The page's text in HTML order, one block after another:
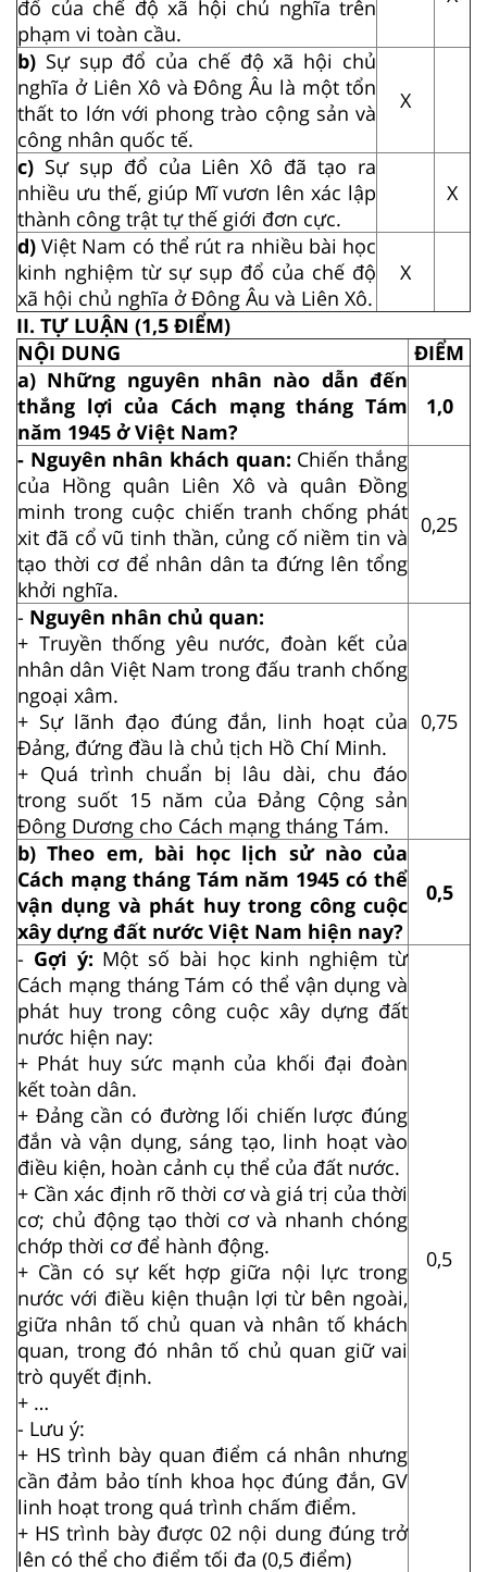
đổ của chế độ xã hội chủ nghĩa trên
phạm vi toàn cầu.
b) Sự sụp đổ của chế độ xã hội chủ
nghĩa ở Liên Xô và Đông Âu là một tổn
thất to lớn với phong trào cộng sản và
công nhân quốc tế.
X
c) Sự sụp đổ của Liên Xô đã tạo ra
nhiều ưu thế, giúp Mĩ vươn lên xác lập
thành công trật tự thế giới đơn cực.
X
d)Việt Nam có thể rút ra nhiều bài học
kinh nghiệm từ sự sụp đổ của chế độ
xã hội chủ nghĩa ở Đông Âu và Liên Xô.
X
II. TỰ LUẬN (1,5 ĐIỂM)
NỘI DUNG
ĐIỂM
a) Những nguyên nhân nào dẫn đến
thắng lợi của Cách mạng tháng Tám
năm 1945 ở Việt Nam?
1,0
- Nguyên nhân khách quan: Chiến thắng
của Hồng quân Liên Xô và quân Đồng
minh trong cuộc chiến tranh chống phát
xit đã cổ vũ tinh thần, củng cố niềm tin và
tạo thời cơ để nhân dân ta đứng lên tổng
khởi nghĩa.
0,25
- Nguyên nhân chủ quan:
+ Truyền thống yêu nước, đoàn kết của
nhân dân Việt Nam trong đấu tranh chống
ngoại xâm.
+ Sự lãnh đạo đúng đắn, linh hoạt của
Đảng, đứng đầu là chủ tịch Hồ Chí Minh.
+ Quá trình chuẩn bị lâu dài, chu đáo
trong suốt 15 năm của Đảng Cộng sản
Đông Dương cho Cách mạng tháng Tám.
0,75
b) Theo em, bài học lịch sử nào của
Cách mạng tháng Tám năm 1945 có thể
vận dụng và phát huy trong công cuộc
xây dựng đất nước Việt Nam hiện nay?
0,5
- Gợi ý: Một số bài học kinh nghiệm từ
Cách mạng tháng Tám có thể vận dụng và
phát huy trong công cuộc xây dựng đất
nước hiện nay:
+ Phát huy sức mạnh của khối đại đoàn
kết toàn dân.
+ Đảng cần có đường lối chiến lược đúng
đắn và vận dụng, sáng tạo, linh hoạt vào
điều kiện, hoàn cảnh cụ thể của đất nước.
+ Cần xác định rõ thời cơ và giá trị của thời
cơ; chủ động tạo thời cơ và nhanh chóng
chớp thời cơ để hành động.
+ Cần có sự kết hợp giữa nội lực trong
nước với điều kiện thuận lợi từ bên ngoài,
giữa nhân tố chủ quan và nhân tố khách
quan, trong đó nhân tố chủ quan giữ vai
trò quyết định.
+ …
- Lưu ý:
+ HS trình bày quan điểm cá nhân nhưng
cần đảm bảo tính khoa học đúng đắn, GV
linh hoạt trong quá trình chấm điểm.
+ HS trình bày được 02 nội dung đúng trở
lên có thể cho điểm tối đa (0,5 điểm)
0,5